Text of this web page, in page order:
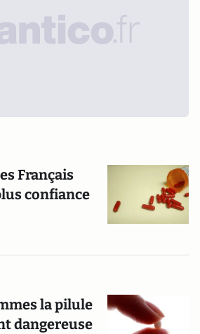
Français
confiance
la pilule
dangereuse